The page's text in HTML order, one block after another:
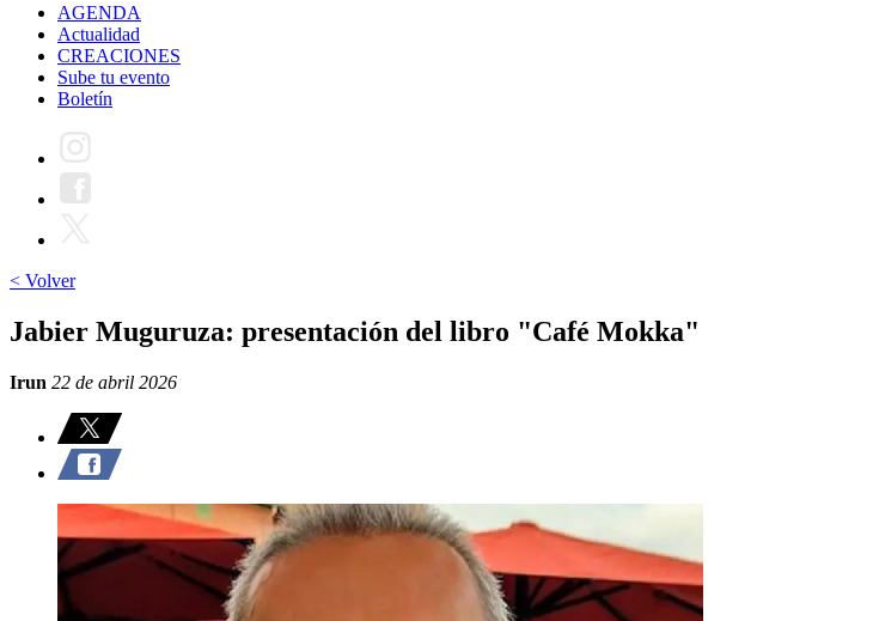
AGENDA
Actualidad
CREACIONES
Sube tu evento
Boletín
< Volver
Jabier Muguruza: presentación del libro "Café Mokka"
Irun 22 de abril 2026